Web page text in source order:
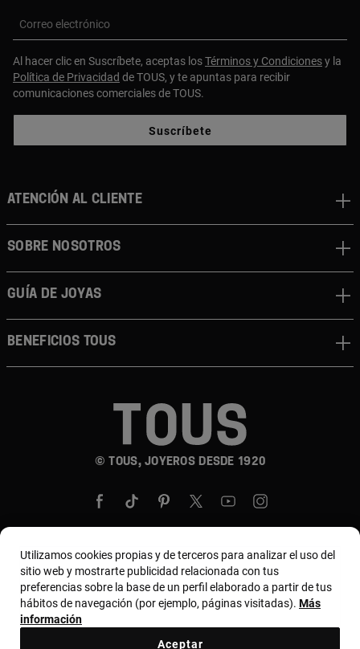
Correo electrónico
Al hacer clic en Suscríbete, aceptas losTérminos y Condicionesy la
Política de Privacidad de TOUS, y te apuntas para recibir
comunicaciones comerciales de TOUS.
Suscríbete
© TOUS, JOYEROS DESDE 1920
ATENCIÓN AL CLIENTE
SOBRE NOSOTROS
GUÍA DE JOYAS
BENEFICIOS TOUS
País y moneda:United States Of America / US
Dollar
Utilizamos cookies propias y de terceros para analizar el uso del
sitio web y mostrarte publicidad relacionada con tus
preferencias sobre la base de un perfil elaborado a partir de tus
hábitos de navegación (por ejemplo, páginas visitadas). Más
información
Aceptar